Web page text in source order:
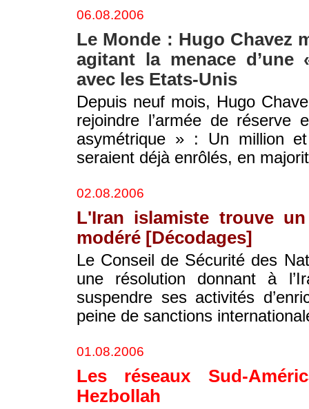
06.08.2006
Le Monde : Hugo Chavez
agitant la menace d’une
avec les Etats-Unis
Depuis neuf mois, Hugo
rejoindre l’armée de réserve
asymétrique » : Un million
seraient déjà enrôlés, en
02.08.2006
L'Iran islamiste trouve
modéré [Décodages]
Le Conseil de Sécurité des
une résolution donnant à
suspendre ses activités
peine de sanctions
01.08.2006
Les réseaux Sud-
Hezbollah